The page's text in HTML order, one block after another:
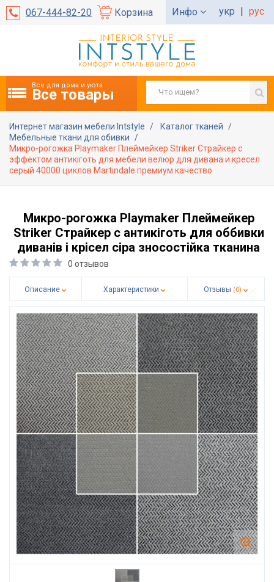
067-444-82-20 Корзина Инфо укр | рус
Все для дома и уюта
Все товары
Интернет магазин мебели Intstyle
Каталог тканей
Мебельные ткани для обивки
Микро-рогожка Playmaker Плеймейкер Striker Страйкер с
эффектом антикіготь для мебели велюр для дивана и кресел
серый 40000 циклов Martindale премиум качество
Микро-рогожка Playmaker Плеймейкер
Striker Страйкер с антикіготь для оббивки
диванів і крісел сіра зносостійка тканина
0 отзывов
Описание Характеристики Отзывы (0)